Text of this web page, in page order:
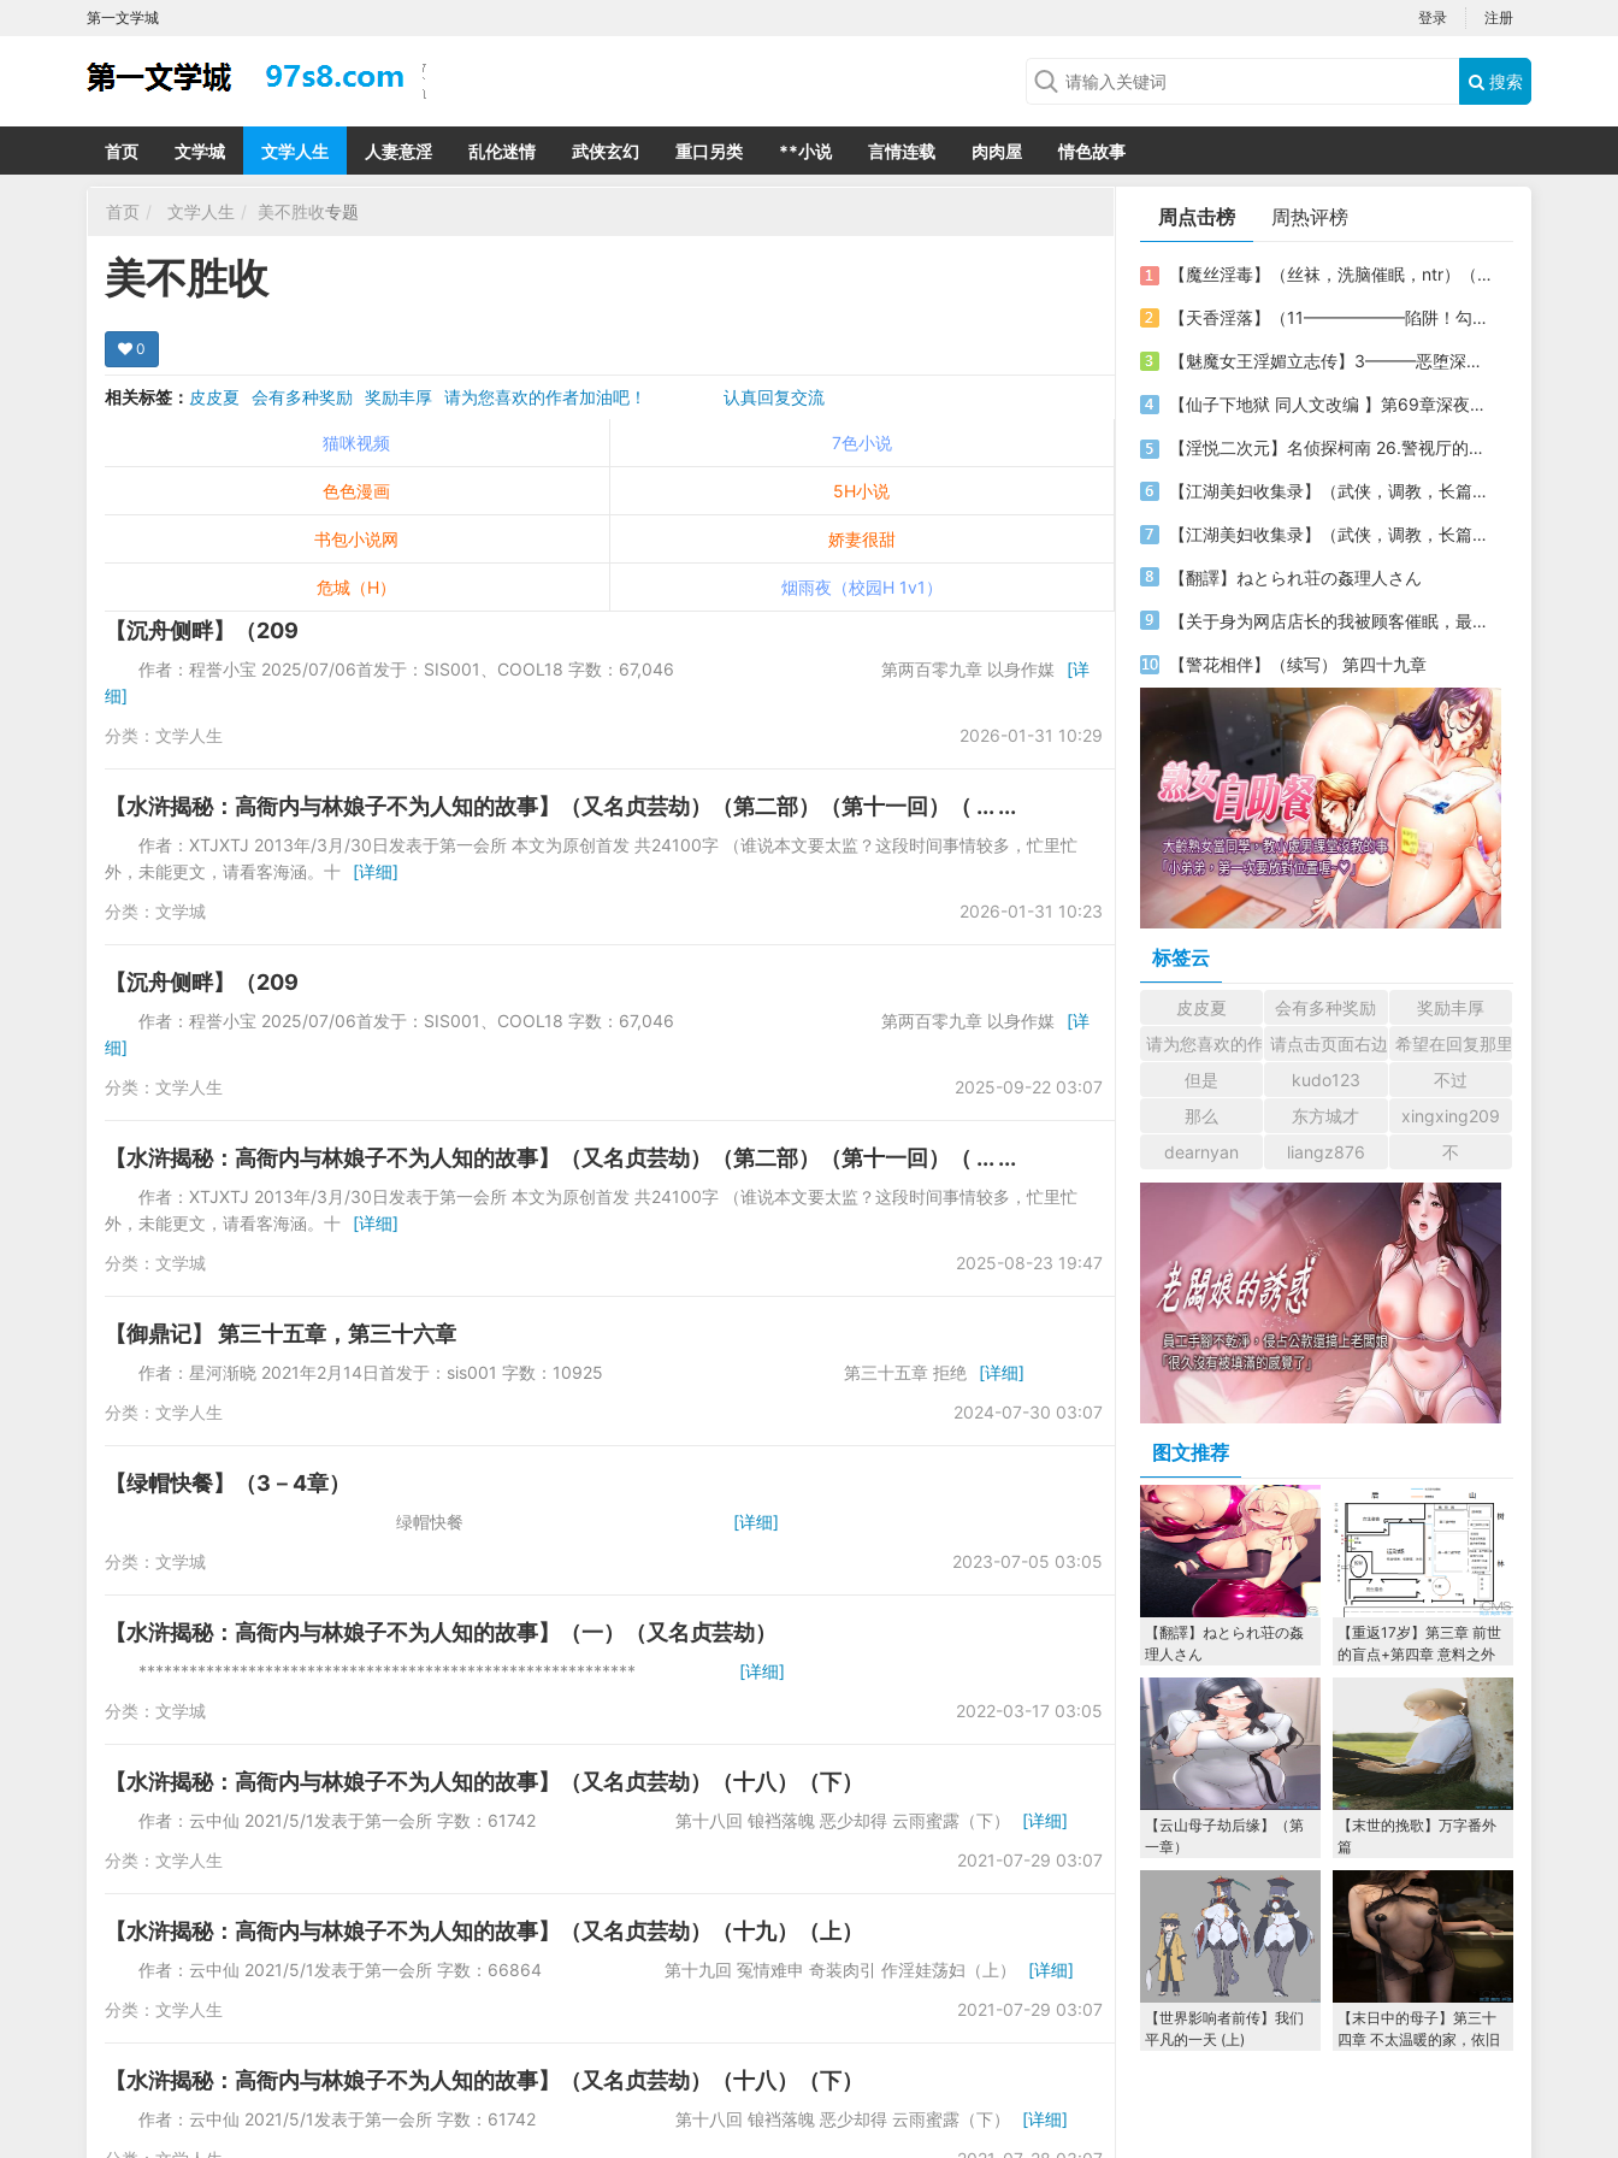
第一文学城 登录 注册
搜索
首页 文学城 文学人生 人妻意淫 乱伦迷情 武侠玄幻 重口另类 **小说 言情连载 肉肉屋 情色故事
首页 文学人生 美不胜收专题
美不胜收
0
相关标签： 皮皮夏 会有多种奖励 奖励丰厚 请为您喜欢的作者加油吧！ 认真回复交流
猫咪视频
7色小说
色色漫画 5H小说
书包小说网 娇妻很甜
危城（H） 烟雨夜（校园H 1v1）
【沉舟侧畔】（209
作者：程誉小宝 2025/07/06首发于：SIS001、COOL18 字数：67,046 第两百零九章 以身作媒
[详
细]
2026-01-31 10:29
分类： 文学人生
【水浒揭秘：高衙内与林娘子不为人知的故事】（又名贞芸劫）（第二部）（第十一回）（ ... ...
作者：XTJXTJ 2013年/3月/30日发表于第一会所 本文为原创首发 共24100字 （谁说本文要太监？这段时间事情较多，忙里忙
外，未能更文，请看客海涵。十
[详细]
2026-01-31 10:23
分类： 文学城
【沉舟侧畔】（209
作者：程誉小宝 2025/07/06首发于：SIS001、COOL18 字数：67,046 第两百零九章 以身作媒
[详
细]
2025-09-22 03:07
分类： 文学人生
【水浒揭秘：高衙内与林娘子不为人知的故事】（又名贞芸劫）（第二部）（第十一回）（ ... ...
作者：XTJXTJ 2013年/3月/30日发表于第一会所 本文为原创首发 共24100字 （谁说本文要太监？这段时间事情较多，忙里忙
外，未能更文，请看客海涵。十
[详细]
2025-08-23 19:47
分类： 文学城
【御鼎记】 第三十五章，第三十六章
作者：星河渐晓 2021年2月14日首发于：sis001 字数：10925 第三十五章 拒绝
[详细]
2024-07-30 03:07
分类： 文学人生
【绿帽快餐】（3－4章）
绿帽快餐
[详细]
2023-07-05 03:05
分类： 文学城
【水浒揭秘：高衙内与林娘子不为人知的故事】（一）（又名贞芸劫）
***********************************************************
[详细]
2022-03-17 03:05
分类： 文学城
【水浒揭秘：高衙内与林娘子不为人知的故事】（又名贞芸劫）（十八）（下）
作者：云中仙 2021/5/1发表于第一会所 字数：61742 第十八回 锒裆落魄 恶少却得 云雨蜜露（下）
[详细]
2021-07-29 03:07
分类： 文学人生
【水浒揭秘：高衙内与林娘子不为人知的故事】（又名贞芸劫）（十九）（上）
作者：云中仙 2021/5/1发表于第一会所 字数：66864 第十九回 冤情难申 奇装肉引 作淫娃荡妇（上）
[详细]
2021-07-29 03:07
分类： 文学人生
【水浒揭秘：高衙内与林娘子不为人知的故事】（又名贞芸劫）（十八）（下）
作者：云中仙 2021/5/1发表于第一会所 字数：61742 第十八回 锒裆落魄 恶少却得 云雨蜜露（下）
[详细]
周点击榜 周热评榜
【魔丝淫毒】（丝袜，洗脑催眠，ntr）（24）（我不想）
【天香淫落】（11——————陷阱！勾结的警局调教（下））
【魅魔女王淫媚立志传】3———恶堕深渊的开端
【仙子下地狱 同人文改编 】第69章深夜窥淫戏 交心与交性(二)(纯爱+各种情趣玩法)
【淫悦二次元】名侦探柯南 26.警视厅的隐藏淫娃
【江湖美妇收集录】（武侠，调教，长篇）（6）（师娘篇）
【江湖美妇收集录】（武侠，调教，长篇）（13）（下山历练篇）
【翻譯】ねとられ荘の姦理人さん
【关于身为网店店长的我被顾客催眠，最终堕落为丝袜发情母狗这件事】（18～20）
【警花相伴】（续写） 第四十九章
标签云
皮皮夏 会有多种奖励
奖励丰厚
请为您喜欢的作者加油吧！ 认真回复交流
请点击页面右边的小手图标支持楼主。
希望在回复那里留下您的
但是
kudo123
不过
那么
东方城才
xingxing209
dearnyan
liangz876 不
图文推荐
【翻譯】ねとられ荘の姦
理人さん
【重返17岁】第三章 前世
的盲点+第四章 意料之外
的相认+番外篇（本文为女
主第一视角，两万字更
【云山母子劫后缘】（第
一章）
【末世的挽歌】万字番外
篇
【世界影响者前传】我们
平凡的一天 (上)
【末日中的母子】第三十
四章 不太温暖的家，依旧